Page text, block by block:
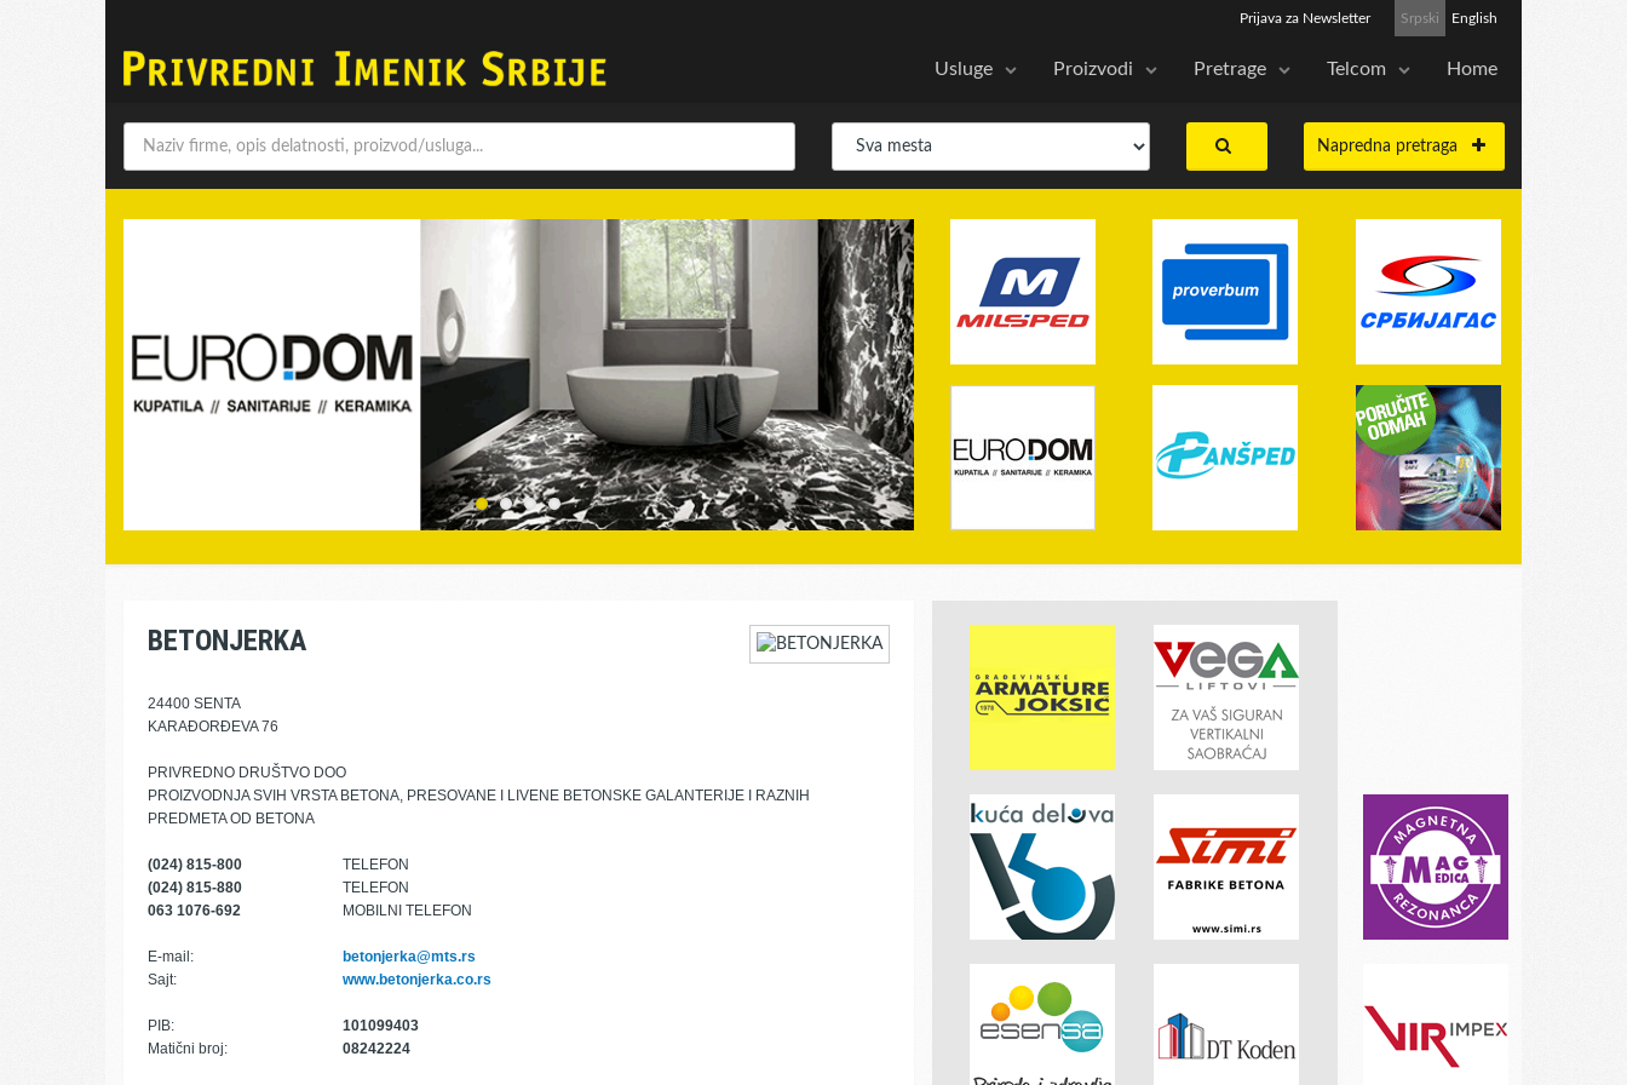
Srpski English
Prijava za Newsletter
Usluge Proizvodi Pretrage Telcom Home
Napredna pretraga
BETONJERKA
24400 SENTA
KARAĐORĐEVA 76
PRIVREDNO DRUŠTVO DOO
PROIZVODNJA SVIH VRSTA BETONA, PRESOVANE I LIVENE BETONSKE GALANTERIJE I RAZNIH
PREDMETA OD BETONA
(024) 815-800
TELEFON
(024) 815-880
TELEFON
063 1076-692
MOBILNI TELEFON
E-mail:
betonjerka@mts.rs
Sajt:
www.betonjerka.co.rs
PIB:
101099403
Matični broj:
08242224